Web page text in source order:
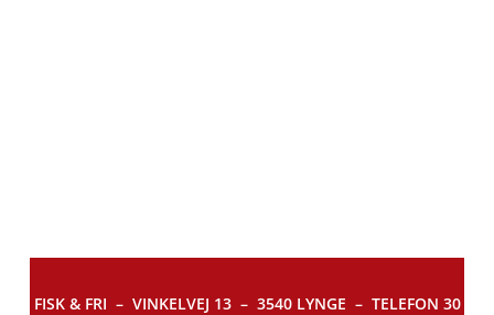
FISK & FRI – VINKELVEJ 13 – 3540 LYNGE – TELEFON 30